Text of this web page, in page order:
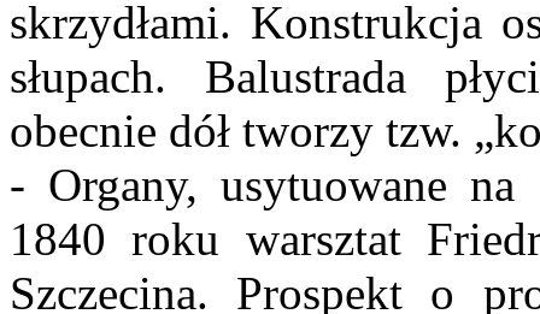
skrzydłami. Konstrukcja
słupach. Balustrada
obecnie dół tworzy tzw.
- Organy, usytuowane na
1840 roku warsztat
Szczecina. Prospekt o